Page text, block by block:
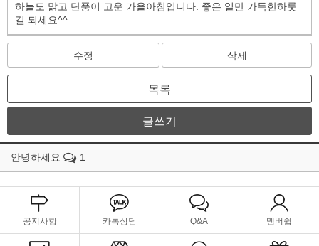
하늘도 맑고 단풍이 고운 가을아침입니다. 좋은 일만 가득한하룻
길 되세요^^
수정 삭제
목록
글쓰기
안녕하세요 1
공지사항 카톡상담 Q&A 멤버쉽